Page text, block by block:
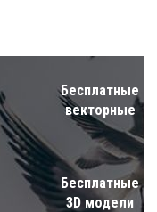
Бесплатные
векторные
Бесплатные
3D модели